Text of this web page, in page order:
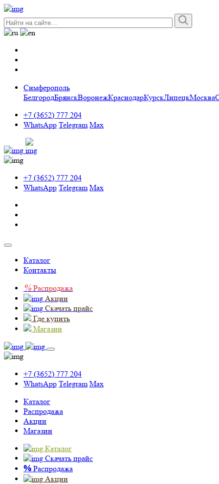
Симферополь
БелгородБрянскВоронежКраснодарКурскЛипецкМосква
+7 (3652) 777 204
WhatsApp Telegram Max
+7 (3652) 777 204
WhatsApp Telegram Max
Каталог
Контакты
% Распродажа
Акции
Скачать прайс
Где купить
Магазин
+7 (3652) 777 204
WhatsApp Telegram Max
Каталог
Распродажа
Акции
Магазин
Каталог
Скачать прайс
% Распродажа
Акции